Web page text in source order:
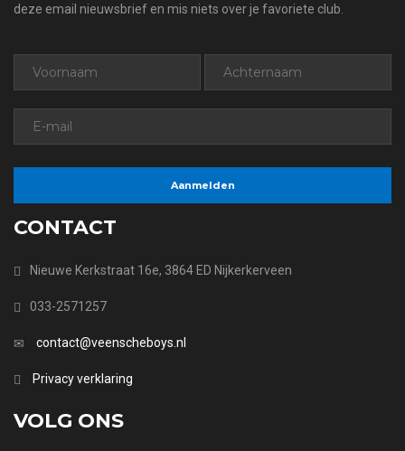
deze email nieuwsbrief en mis niets over je favoriete club.
CONTACT
Nieuwe Kerkstraat 16e, 3864 ED Nijkerkerveen
033-2571257
contact@veenscheboys.nl
Privacy verklaring
VOLG ONS